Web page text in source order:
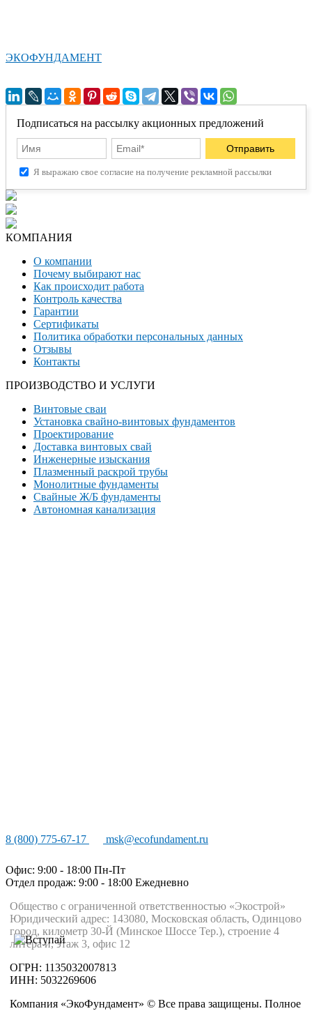
ЭКОФУНДАМЕНТ
Подписаться на рассылку акционных предложений
Я выражаю свое согласие на получение рекламной рассылки
КОМПАНИЯ
О компании
Почему выбирают нас
Как происходит работа
Контроль качества
Гарантии
Сертификаты
Политика обработки персональных данных
Отзывы
Контакты
ПРОИЗВОДСТВО И УСЛУГИ
Винтовые сваи
Установка свайно-винтовых фундаментов
Проектирование
Доставка винтовых свай
Инженерные изыскания
Плазменный раскрой трубы
Монолитные фундаменты
Свайные Ж/Б фундаменты
Автономная канализация
8 (800) 775-67-17 msk@ecofundament.ru
Офис: 9:00 - 18:00 Пн-Пт
Отдел продаж: 9:00 - 18:00 Ежедневно
Общество с ограниченной ответственностью «Экострой»
Юридический адрес: 143080, Московская область, Одинцово
город, километр 30-Й (Минское Шоссе Тер.), строение 4
литера и, этаж 3, офис 12
ОГРН: 1135032007813
ИНН: 5032269606
Компания «ЭкоФундамент» © Все права защищены. Полное